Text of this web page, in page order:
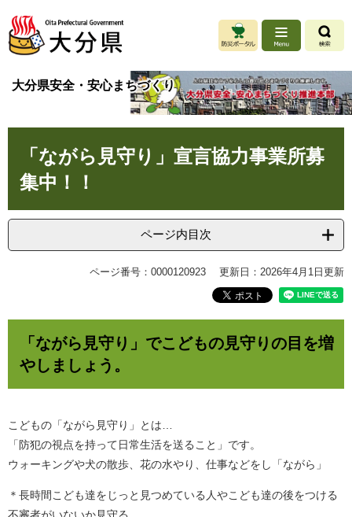
ジ
ュ
大分県安全・安心まちづくり
「ながら見守り」宣言協力事業所募
集中！！
ページ内目次
ページ番号：0000120923 更新日：2026年4月1日更新
「ながら見守り」でこどもの見守りの目を増
やしましょう。
こどもの「ながら見守り」とは…
「防犯の視点を持って日常生活を送ること」です。
ウォーキングや犬の散歩、花の水やり、仕事などをし「ながら」
＊長時間こども達をじっと見つめている人やこども達の後をつける
不審者がいないか見守る